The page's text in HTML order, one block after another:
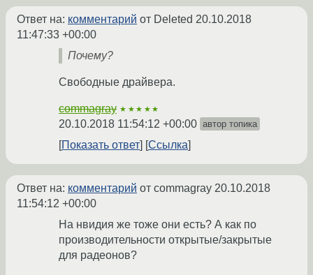
Ответ на: комментарий от Deleted 20.10.2018
11:47:33 +00:00
Почему?
Свободные драйвера.
commagray ★★★★★
20.10.2018 11:54:12 +00:00 автор топика
Показать ответ Ссылка
Ответ на: комментарий от commagray 20.10.2018
11:54:12 +00:00
На нвидия же тоже они есть? А как по
производительности открытые/закрытые
для радеонов?